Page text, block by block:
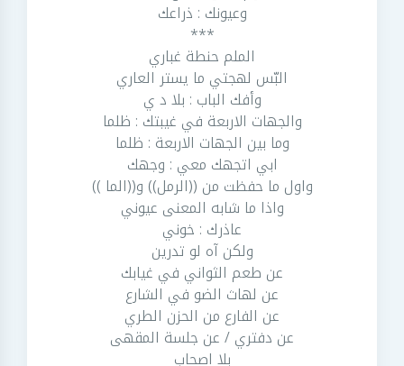
وعيونك : ذراعك
***
الملم حنطة غباري
البّس لهجتي ما يستر العاري
وأفك الباب : بلا د ي
والجهات الاربعة في غيبتك : ظلما
وما بين الجهات الاربعة : ظلما
ابي اتجهك معي : وجهك
واول ما حفظت من ((الرمل)) و((الما ))
واذا ما شابه المعنى عيوني
عاذرك : خوني
ولكن آه لو تدرين
عن طعم الثواني في غيابك
عن لهاث الضو في الشارع
عن الفارع من الحزن الطري
عن دفتري / عن جلسة المقهى
بلا اصحاب